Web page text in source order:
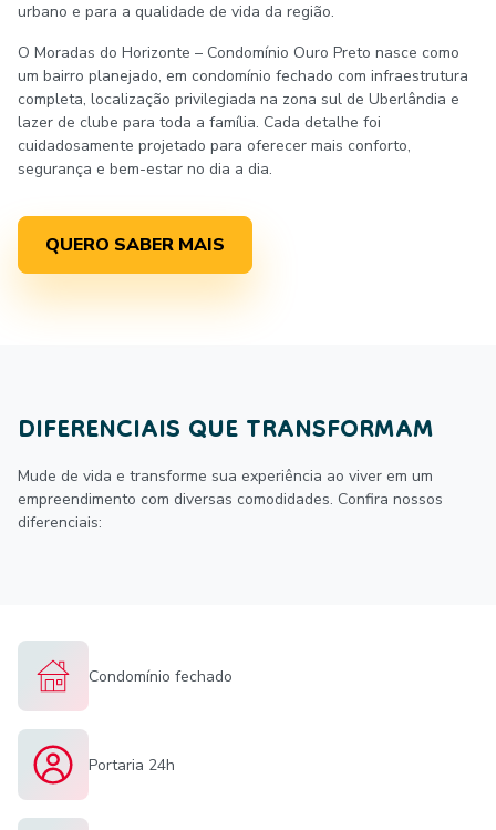
urbano e para a qualidade de vida da região.
O Moradas do Horizonte – Condomínio Ouro Preto nasce como
um bairro planejado, em condomínio fechado com infraestrutura
completa, localização privilegiada na zona sul de Uberlândia e
lazer de clube para toda a família. Cada detalhe foi
cuidadosamente projetado para oferecer mais conforto,
segurança e bem-estar no dia a dia.
QUERO SABER MAIS
DIFERENCIAIS QUE TRANSFORMAM
Mude de vida e transforme sua experiência ao viver em um
empreendimento com diversas comodidades. Confira nossos
diferenciais:
Condomínio fechado
Portaria 24h